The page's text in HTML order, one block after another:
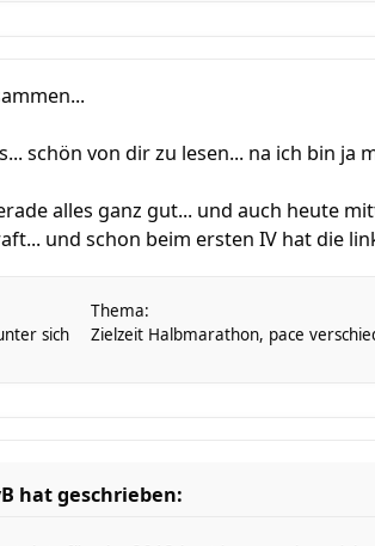
schön von dir zu lesen... na ich bin ja
alles ganz gut... und auch heute
und schon beim ersten IV hat die
sich
Thema:
Zielzeit Halbmarathon, pace
hat geschrieben: